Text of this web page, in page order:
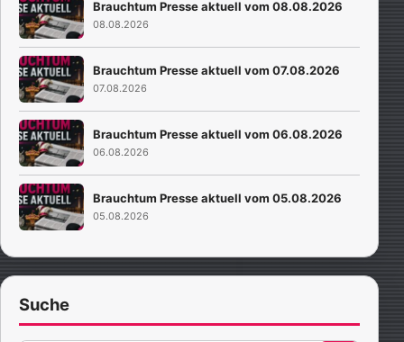
Brauchtum Presse aktuell vom 08.08.2026
08.08.2026
Brauchtum Presse aktuell vom 07.08.2026
07.08.2026
Brauchtum Presse aktuell vom 06.08.2026
06.08.2026
Brauchtum Presse aktuell vom 05.08.2026
05.08.2026
Suche